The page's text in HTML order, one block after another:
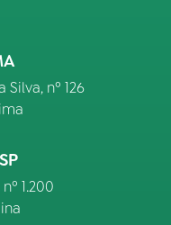
nº 126
1.200